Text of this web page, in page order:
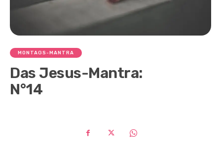
MONTAGS-MANTRA
Das Jesus-Mantra:
N°14